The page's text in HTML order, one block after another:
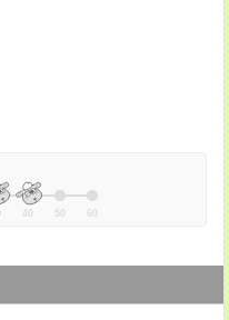
40 50 60